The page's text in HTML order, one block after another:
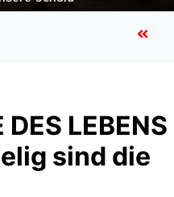
LEBENS |
sind die